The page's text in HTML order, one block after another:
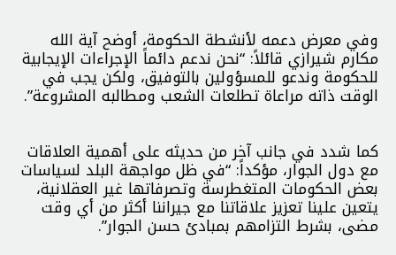
وفي معرض دعمه لأنشطة الحكومة، أوضح آية الله
مكارم شيرازي قائلاً: “نحن ندعم دائماً الإجراءات الإيجابية
للحكومة وندعو للمسؤولين بالتوفيق، ولكن يجب في
الوقت ذاته مراعاة تطلعات الشعب ومطالبه المشروعة”.
كما شدد في جانب آخر من حديثه على أهمية العلاقات
مع دول الجوار، مؤكداً: “في ظل مواجهة البلد لسياسات
بعض الحكومات المتغطرسة وتصرفاتها غير العقلانية،
يتعين علينا تعزيز علاقاتنا مع جيراننا أكثر من أي وقت
مضى، بشرط التزامهم بمبادئ حسن الجوار”.